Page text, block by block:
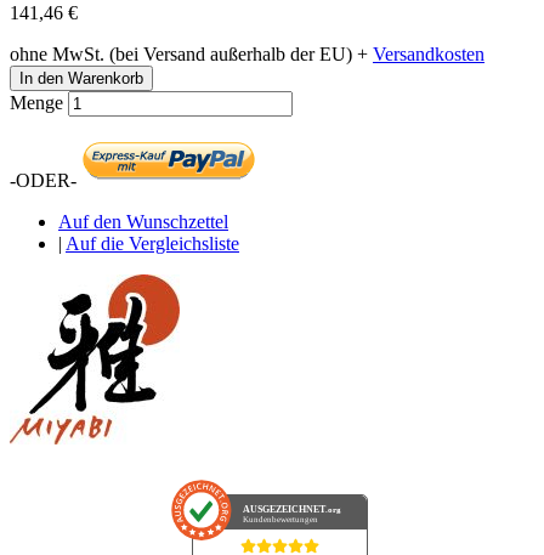
141,46 €
ohne MwSt. (bei Versand außerhalb der EU) + Versandkosten
In den Warenkorb
Menge
-ODER-
Auf den Wunschzettel
| Auf die Vergleichsliste
AUSGEZEICHNET.org
Kundenbewertungen